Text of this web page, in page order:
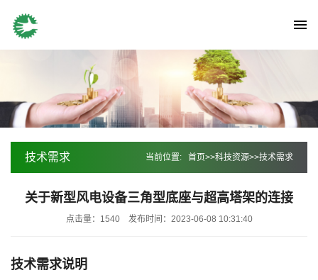
技术需求 当前位置: 首页>>科技资源>>技术需求
关于新型风电设备三角型底座与超高塔架的连接
点击量：1540 发布时间：2023-06-08 10:31:40
技术需求说明